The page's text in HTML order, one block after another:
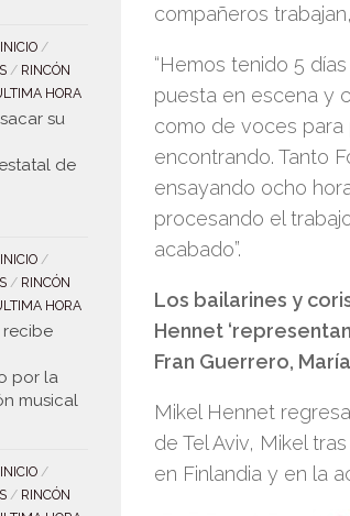
compañeros
“Hemos tenido 5
puesta en escena y
como de voces para
encontrando. Tanto
ensayando ocho
procesando el
acabado”.
Los bailarines y
Hennet
Fran Guerrero,
Mikel Hennet
de Tel Aviv, Mikel
en Finlandia y en la
INICIO /
/ RINCÓN
HORA
su
de
INICIO /
/ RINCÓN
HORA
recibe
por la
musical
INICIO /
/ RINCÓN